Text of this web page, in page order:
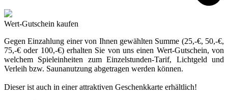
Wert-Gutschein kaufen
Gegen Einzahlung einer von Ihnen gewählten Summe (25,-€, 50,-€,
75,-€ oder 100,-€) erhalten Sie von uns einen Wert-Gutschein, von
welchem Spieleinheiten zum Einzelstunden-Tarif, Lichtgeld und
Verleih bzw. Saunanutzung abgetragen werden können.
Dieser ist auch in einer attraktiven Geschenkkarte erhältlich!